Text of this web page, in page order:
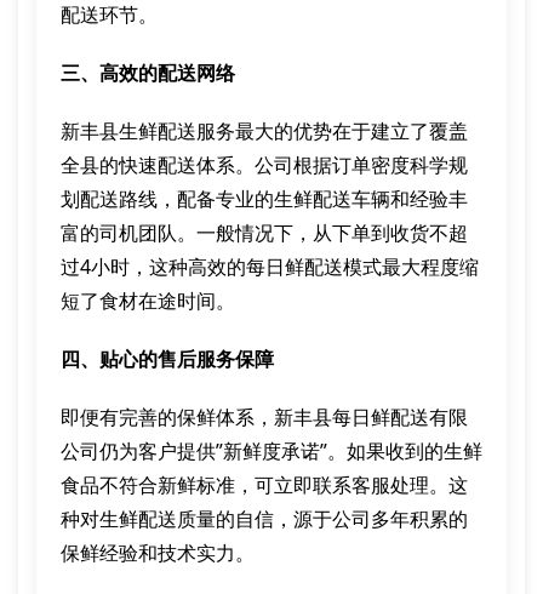
配送环节。
三、高效的配送网络
新丰县生鲜配送服务最大的优势在于建立了覆盖
全县的快速配送体系。公司根据订单密度科学规
划配送路线，配备专业的生鲜配送车辆和经验丰
富的司机团队。一般情况下，从下单到收货不超
过4小时，这种高效的每日鲜配送模式最大程度缩
短了食材在途时间。
四、贴心的售后服务保障
即便有完善的保鲜体系，新丰县每日鲜配送有限
公司仍为客户提供”新鲜度承诺”。如果收到的生鲜
食品不符合新鲜标准，可立即联系客服处理。这
种对生鲜配送质量的自信，源于公司多年积累的
保鲜经验和技术实力。